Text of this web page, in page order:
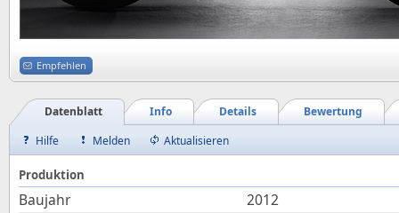
Empfehlen
Bewertung
Details
Info
Datenblatt
Hilfe
Melden Aktualisieren
Produktion
Baujahr
2012